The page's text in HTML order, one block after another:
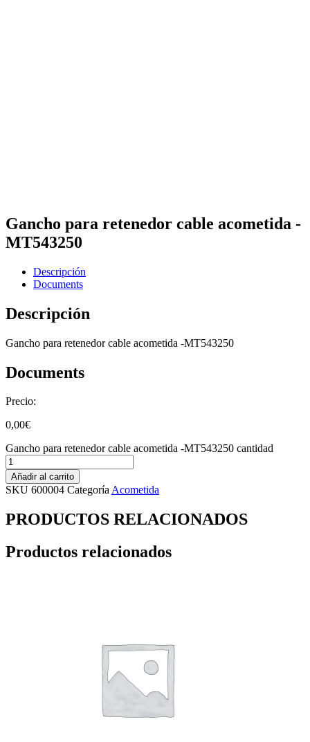
Gancho para retenedor cable acometida -
MT543250
Descripción
Documents
Descripción
Gancho para retenedor cable acometida -MT543250
Documents
Precio:
0,00€
Gancho para retenedor cable acometida -MT543250 cantidad
Añadir al carrito
SKU 600004 CategoríaAcometida
PRODUCTOS RELACIONADOS
Productos relacionados